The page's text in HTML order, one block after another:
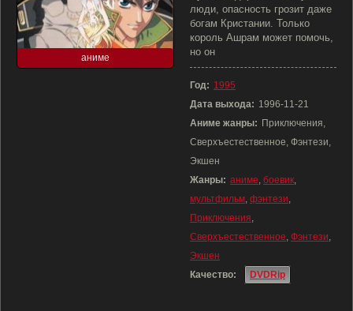
аниме
люди, опасность грозит даже
богам Кристании. Только
король Ашрам может помочь,
но он
Год: 1995
Дата выхода: 1996-11-21
Аниме жанры: Приключения,
Сверхъестественное, Фэнтези,
Экшен
Жанры: аниме, боевик,
мультфильм, фэнтези,
Приключения,
Сверхъестественное, Фэнтези,
Экшен
Качество:
DVDRip